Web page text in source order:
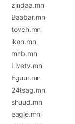
zindaa.mn
Baabar.mn
tovch.mn
ikon.mn
mnb.mn
Livetv.mn
Eguur.mn
24tsag.mn
shuud.mn
eagle.mn